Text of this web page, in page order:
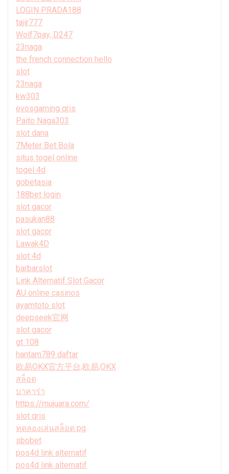
LOGIN PRADA188
tajir777
Wolf7pay, D247
23naga
the french connection hello
slot
23naga
kw303
evosgaming qris
Paito Naga303
slot dana
7Meter Bet Bola
situs togel online
togel 4d
gobetasia
188bet login
slot gacor
pasukan88
slot gacor
Lawak4D
slot 4d
barbarslot
Link Alternatif Slot Gacor
AU online casinos
ayamtoto slot
deepseek官网
slot gacor
gt 108
hantam789 daftar
欧易OKX官方平台,欧易,OKX
สล็อต
บาคาร่า
https://mujuara.com/
slot qris
ทดลองเล่นสล็อต pg
sbobet
pos4d link alternatif
pos4d link alternatif